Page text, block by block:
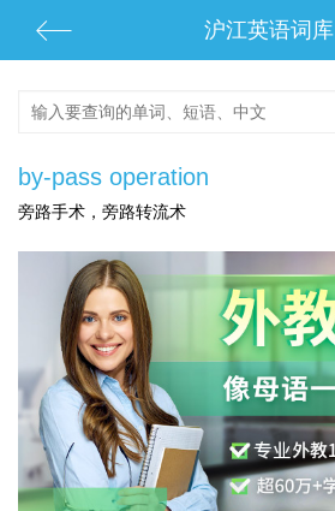
沪江英语词库
by-pass operation
旁路手术，旁路转流术